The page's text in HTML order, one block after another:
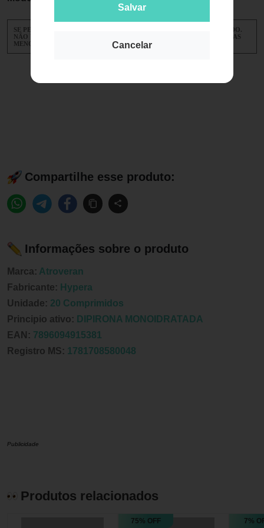
Salvar
Cancelar
SE PERSISTIREM OS SINTOMAS, O MÉDICO DEVERÁ SER CONSULTADO.
NÃO USE ESTE MEDICAMENTO DURANTE A GRAVIDEZ E EM CRIANÇAS
MENORES DE TRÊS MESES DE IDADE.
Compartilhe esse produto:
Informações sobre o produto
Marca: Atroveran
Fabricante: Hypera
Unidade: 20 Comprimidos
Principio ativo: DIPIRONA MONOIDRATADA
EAN: 7896094915381
Registro MS: 1781708580048
Publicidade
Produtos relacionados
75% OFF 7%